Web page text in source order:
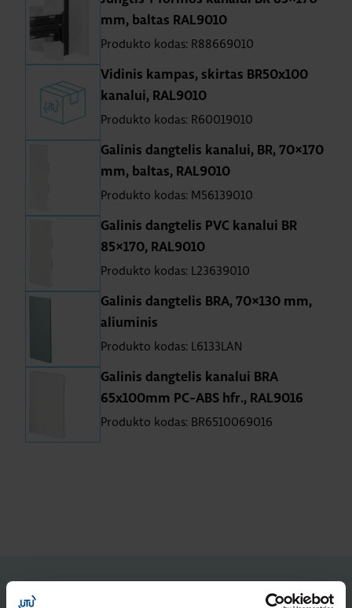
mm, baltas RAL9010
Produkto kodas: R88669010
Vidinis kampas, skirtas BR50x100
kanalui, RAL9010
Produkto kodas: R60019010
Galinis dangtelis kanalui, BR, 70×170
mm, baltas, RAL9010
Produkto kodas: M56139010
Galinis dangtelis PVC kanalui BR
85×170, RAL9010
Produkto kodas: L23639010
Galinis dangtelis BRA, 70×130 mm,
aliuminis
Produkto kodas: L6133LAN
Galinis dangtelis kanalui BRA
65x100mm PC-ABS hfr., RAL9016
Produkto kodas: BR6510069016